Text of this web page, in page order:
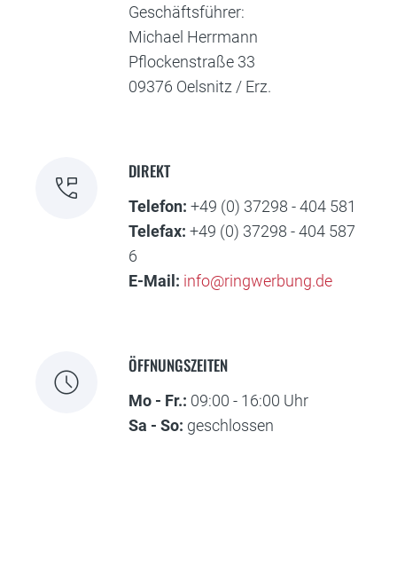
Geschäftsführer:
Michael Herrmann
Pflockenstraße 33
09376 Oelsnitz / Erz.
perm_phone_msg DIREKT
Telefon: +49 (0) 37298 - 404 581
Telefax: +49 (0) 37298 - 404 587
6
E-Mail: info@ringwerbung.de
schedule ÖFFNUNGSZEITEN
Mo - Fr.: 09:00 - 16:00 Uhr
Sa - So: geschlossen